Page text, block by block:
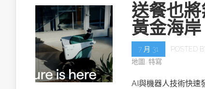
送餐也
黃金海岸
7 月 31 POSTED
地圖 特寫
AI與機器人技術快速